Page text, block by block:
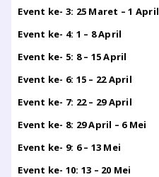
Event ke- 3: 25 Maret – 1 April
Event ke- 4: 1 – 8 April
Event ke- 5: 8 – 15 April
Event ke- 6: 15 – 22 April
Event ke- 7: 22 – 29 April
Event ke- 8: 29 April – 6 Mei
Event ke- 9: 6 – 13 Mei
Event ke- 10: 13 – 20 Mei